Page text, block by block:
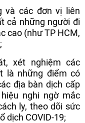
và các đơn vị liên
cả những người đi
cao (như TP HCM,
xét nghiệm các
là những điểm có
địa bàn dịch cấp
nghi ngờ mắc
ly, theo dõi sức
dịch COVID-19;